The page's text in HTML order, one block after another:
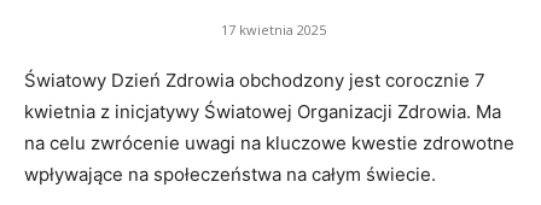
17 kwietnia 2025
Światowy Dzień Zdrowia obchodzony jest corocznie 7
kwietnia z inicjatywy Światowej Organizacji Zdrowia. Ma
na celu zwrócenie uwagi na kluczowe kwestie zdrowotne
wpływające na społeczeństwa na całym świecie.